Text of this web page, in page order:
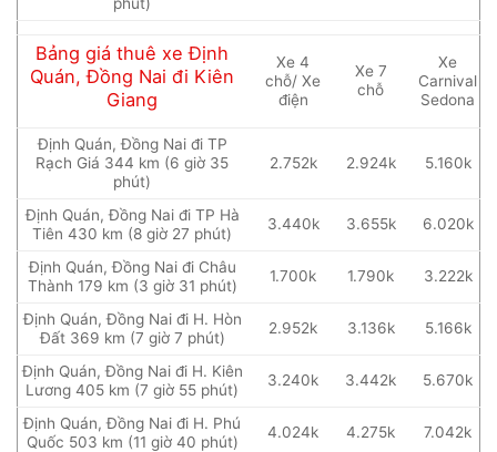
Bảng giá thuê xe Định
Quán, Đồng Nai đi Kiên
Giang
Xe 4
chỗ/ Xe
điện
Xe 7
chỗ
Xe
Carnival
Sedona
Định Quán, Đồng Nai đi TP
Rạch Giá 344 km (6 giờ 35
phút)
2.752k 2.924k 5.160k
Định Quán, Đồng Nai đi TP Hà
Tiên 430 km (8 giờ 27 phút)
3.440k 3.655k 6.020k
Định Quán, Đồng Nai đi Châu
Thành 179 km (3 giờ 31 phút)
1.700k 1.790k 3.222k
Định Quán, Đồng Nai đi H. Hòn
Đất 369 km (7 giờ 7 phút)
2.952k 3.136k 5.166k
Định Quán, Đồng Nai đi H. Kiên
Lương 405 km (7 giờ 55 phút)
3.240k 3.442k 5.670k
Định Quán, Đồng Nai đi H. Phú
Quốc 503 km (11 giờ 40 phút)
4.024k 4.275k 7.042k